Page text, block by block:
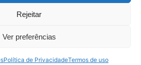
Rejeitar
Ver preferências
Política de PrivacidadeTermos de uso
Termos de Uso
de Privacidade